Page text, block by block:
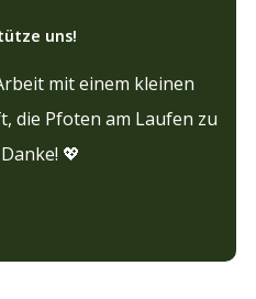
uns!
mit einem kleinen
die Pfoten am Laufen zu
💖